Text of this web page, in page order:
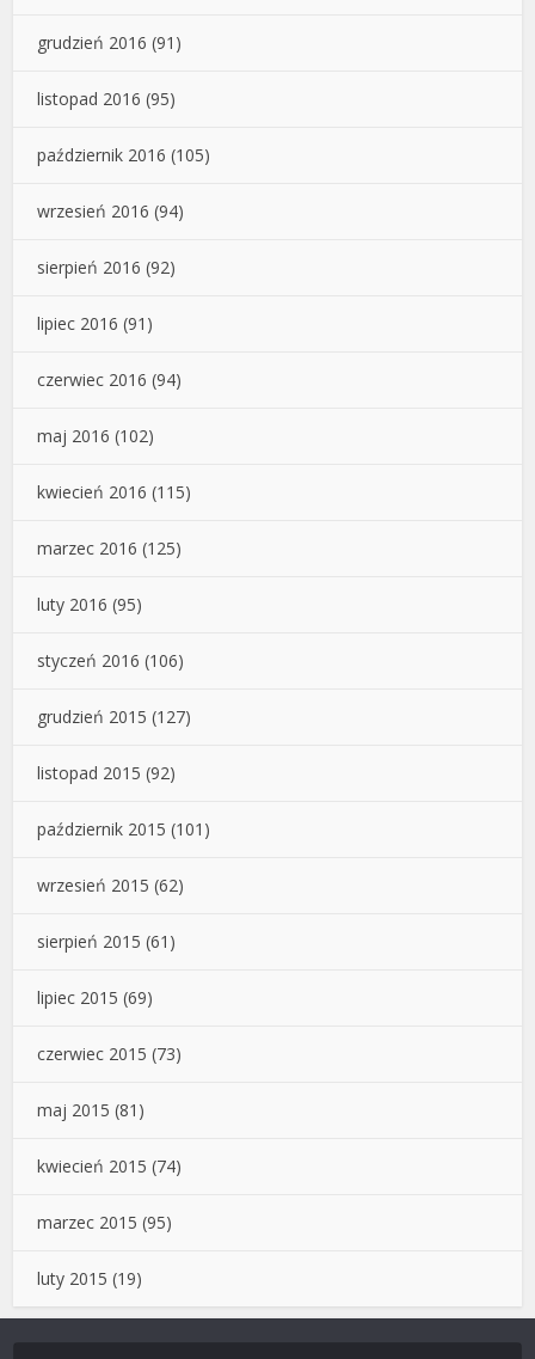
grudzień 2016 (91)
listopad 2016 (95)
październik 2016 (105)
wrzesień 2016 (94)
sierpień 2016 (92)
lipiec 2016 (91)
czerwiec 2016 (94)
maj 2016 (102)
kwiecień 2016 (115)
marzec 2016 (125)
luty 2016 (95)
styczeń 2016 (106)
grudzień 2015 (127)
listopad 2015 (92)
październik 2015 (101)
wrzesień 2015 (62)
sierpień 2015 (61)
lipiec 2015 (69)
czerwiec 2015 (73)
maj 2015 (81)
kwiecień 2015 (74)
marzec 2015 (95)
luty 2015 (19)